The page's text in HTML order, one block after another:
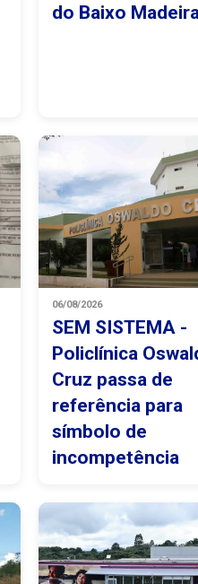
do Baixo Madeira
06/08/2026
SEM SISTEMA -
Policlínica
Cruz passa de
referência para
símbolo de
incompetência